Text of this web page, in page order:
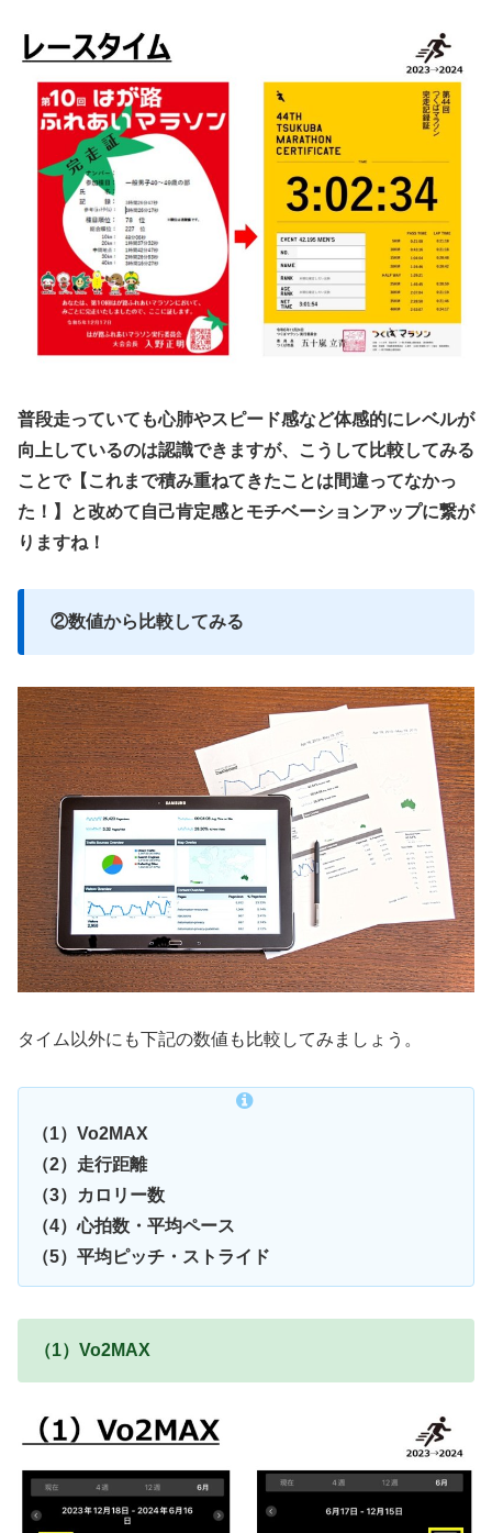
普段走っていても心肺やスピード感など体感的にレベルが
向上しているのは認識できますが、こうして比較してみる
ことで【これまで積み重ねてきたことは間違ってなかっ
た！】と改めて自己肯定感とモチベーションアップに繋が
りますね！
②数値から比較してみる
タイム以外にも下記の数値も比較してみましょう。
（1）Vo2MAX
（2）走行距離
（3）カロリー数
（4）心拍数・平均ペース
（5）平均ピッチ・ストライド
（1）Vo2MAX